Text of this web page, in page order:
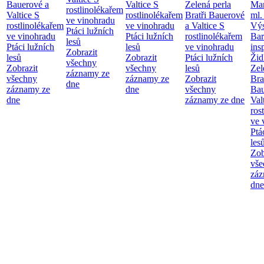
Bauerové a
Valtice S
rostlinolékařem
ve vinohradu
Ptáci lužních
lesů
Zobrazit
všechny
záznamy ze
dne
rostlinolékařem
ve vinohradu
Ptáci lužních
lesů
Zobrazit
všechny
záznamy ze
dne
Valtice S
rostlinolékařem
ve vinohradu
Ptáci lužních
lesů
Zobrazit
všechny
záznamy ze
dne
Zelená perla
Bratři Bauerové
a Valtice S
rostlinolékařem
ve vinohradu
Ptáci lužních
lesů
Zobrazit
všechny
záznamy ze dne
ml.
ve
dne